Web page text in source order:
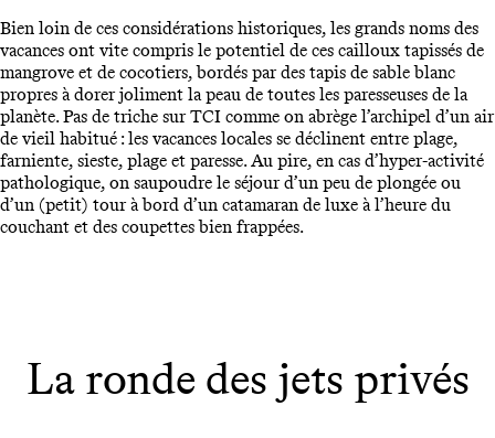
Bien loin de ces considérations historiques, les grands noms des
vacances ont vite compris le potentiel de ces cailloux tapissés de
mangrove et de cocotiers, bordés par des tapis de sable blanc
propres à dorer joliment la peau de toutes les paresseuses de la
planète. Pas de triche sur TCI comme on abrège l’archipel d’un air
de vieil habitué : les vacances locales se déclinent entre plage,
farniente, sieste, plage et paresse. Au pire, en cas d’hyper-activité
pathologique, on saupoudre le séjour d’un peu de plongée ou
d’un (petit) tour à bord d’un catamaran de luxe à l’heure du
couchant et des coupettes bien frappées.
La ronde des jets privés